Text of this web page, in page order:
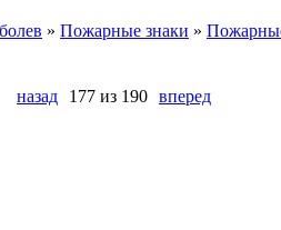
» Пожарные знаки »
назад 177 из 190 вперед